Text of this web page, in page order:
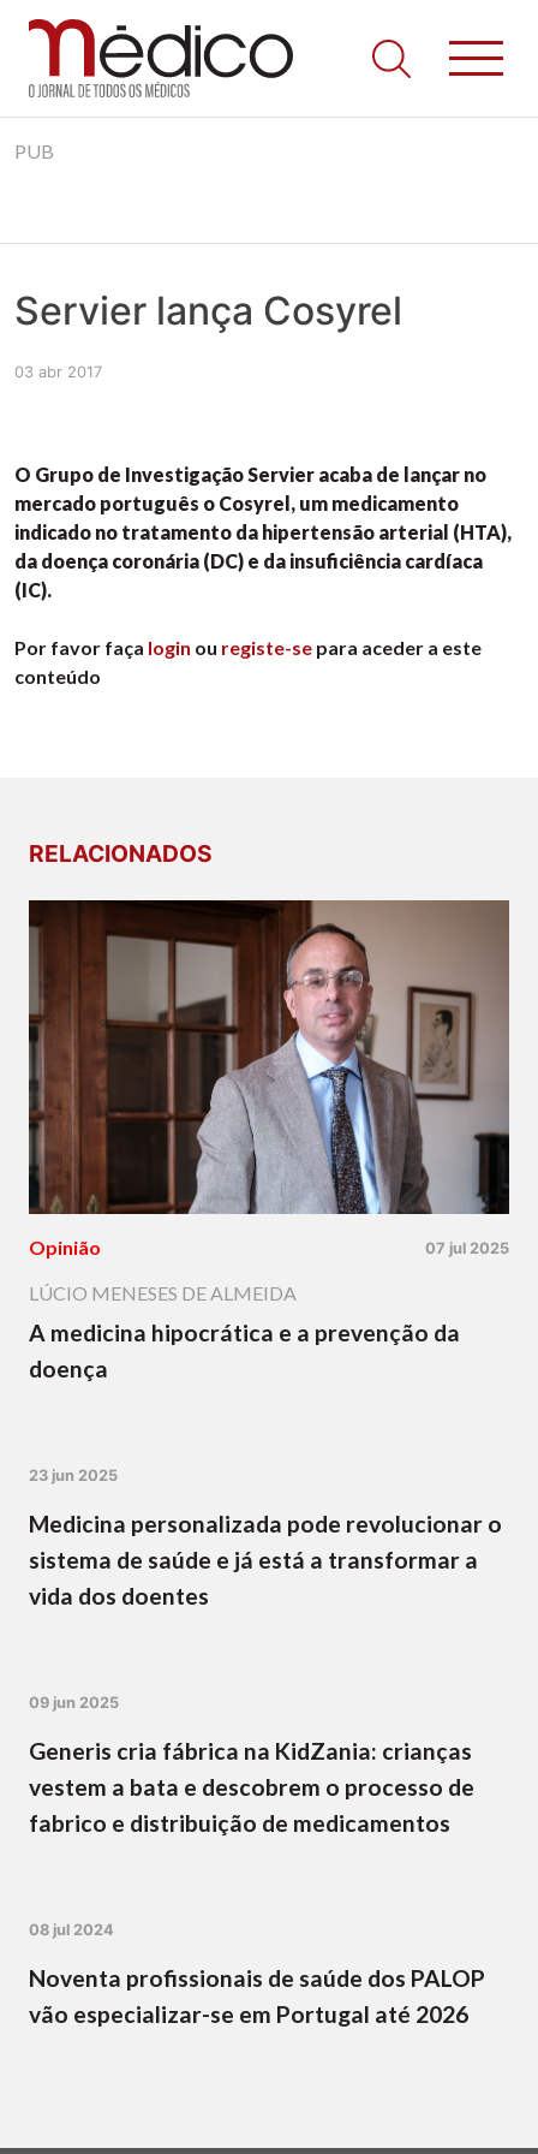
to
Jornal Médico
Médico – O Jornal de Todos os Médicos. Onde as notícias
realmente contam! Tudo o que se passa na Saúde!
PUB
Servier lança Cosyrel
03 abr 2017
O Grupo de Investigação Servier acaba de lançar no
mercado português o Cosyrel, um medicamento
indicado no tratamento da hipertensão arterial (HTA),
da doença coronária (DC) e da insuficiência cardíaca
(IC).
Por favor faça login ou registe-se para aceder a este
conteúdo
RELACIONADOS
Opinião 07 jul 2025
LÚCIO MENESES DE ALMEIDA
A medicina hipocrática e a prevenção da
doença
23 jun 2025
Medicina personalizada pode revolucionar o
sistema de saúde e já está a transformar a
vida dos doentes
09 jun 2025
Generis cria fábrica na KidZania: crianças
vestem a bata e descobrem o processo de
fabrico e distribuição de medicamentos
08 jul 2024
Noventa profissionais de saúde dos PALOP
vão especializar-se em Portugal até 2026